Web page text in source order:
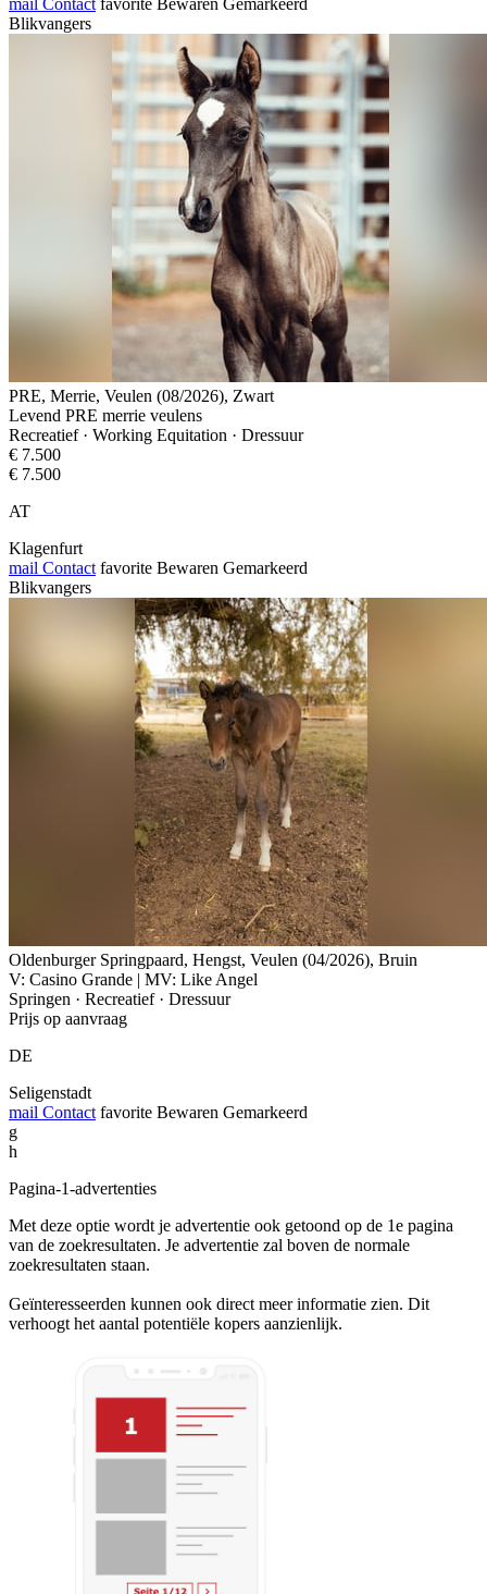
Blikvangers
PRE, Merrie, Veulen (08/2026), Zwart
Levend PRE merrie veulens
Recreatief · Working Equitation · Dressuur
€ 7.500
€ 7.500
AT
Klagenfurt
mail Contact favorite Bewaren Gemarkeerd
Blikvangers
Oldenburger Springpaard, Hengst, Veulen (04/2026), Bruin
V: Casino Grande | MV: Like Angel
Springen · Recreatief · Dressuur
Prijs op aanvraag
DE
Seligenstadt
mail Contact favorite Bewaren Gemarkeerd
g
h
Pagina-1-advertenties
Met deze optie wordt je advertentie ook getoond op de 1e pagina
van de zoekresultaten. Je advertentie zal boven de normale
zoekresultaten staan.
Geïnteresseerden kunnen ook direct meer informatie zien. Dit
verhoogt het aantal potentiële kopers aanzienlijk.